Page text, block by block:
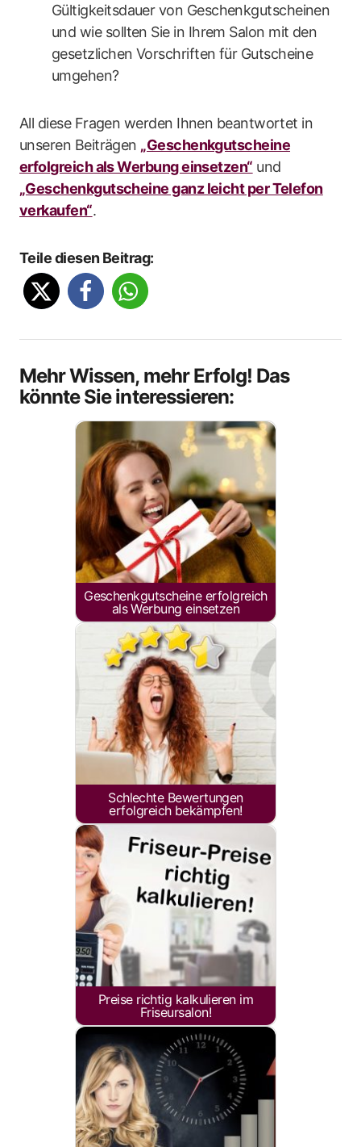
Gültigkeitsdauer von Geschenkgutscheinen
und wie sollten Sie in Ihrem Salon mit den
gesetzlichen Vorschriften für Gutscheine
umgehen?
All diese Fragen werden Ihnen beantwortet in
unseren Beiträgen „Geschenkgutscheine
erfolgreich als Werbung einsetzen“ und
„Geschenkgutscheine ganz leicht per Telefon
verkaufen“.
Teile diesen Beitrag:
Mehr Wissen, mehr Erfolg! Das
könnte Sie interessieren:
Geschenkgutscheine erfolgreich
als Werbung einsetzen
Schlechte Bewertungen
erfolgreich bekämpfen!
Preise richtig kalkulieren im
Friseursalon!